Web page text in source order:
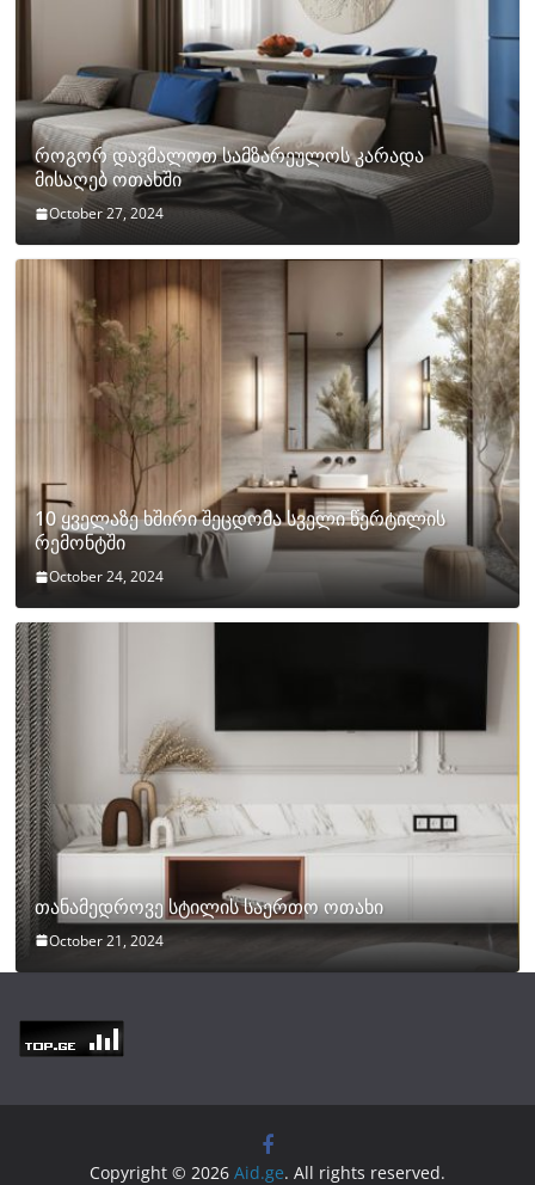
როგორ დავმალოთ სამზარეულოს კარადა
მისაღებ ოთახში
October 27, 2024
10 ყველაზე ხშირი შეცდომა სველი წერტილის
რემონტში
October 24, 2024
თანამედროვე სტილის საერთო ოთახი
October 21, 2024
Copyright © 2026 Aid.ge. All rights reserved.